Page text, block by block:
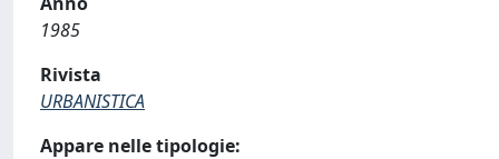
1985
Rivista
URBANISTICA
Appare nelle tipologie: